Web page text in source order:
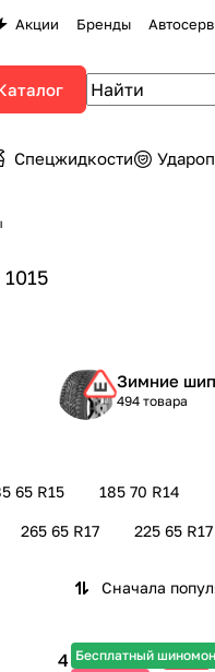
Акции Бренды
Спецжидкости
1015
Зимние
494 товара
65 R15 185 70 R14
265 65 R17 225 65 R17
Сначала
Бесплатный
4 735 ₽5 570 ₽ -15%